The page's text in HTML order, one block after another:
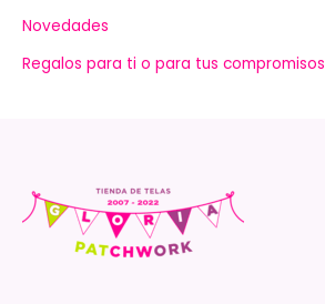
Novedades
Regalos para ti o para tus compromisos